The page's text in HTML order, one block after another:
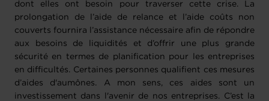
dont elles ont besoin pour traverser cette crise. La
prolongation de l’aide de relance et l’aide coûts non
couverts fournira l’assistance nécessaire afin de répondre
aux besoins de liquidités et d’offrir une plus grande
sécurité en termes de planification pour les entreprises
en difficultés. Certaines personnes qualifient ces mesures
d’aides d'aumônes. A mon sens, ces aides sont un
investissement dans l'avenir de nos entreprises. C’est la